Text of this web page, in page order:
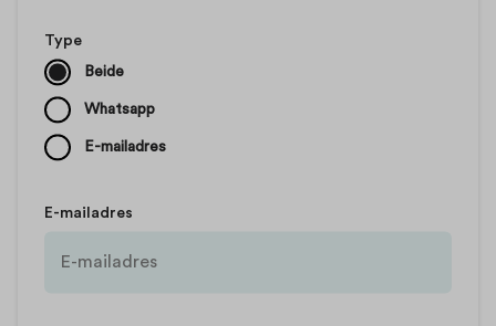
Type
Beide
Whatsapp
E-mailadres
E-mailadres